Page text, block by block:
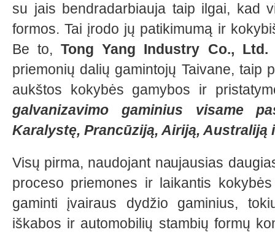
su jais bendradarbiauja taip ilgai, kad
formos. Tai įrodo jų patikimumą ir
Be to,Tong Yang Industry Co., Ltd.
priemonių dalių gamintojų Taivane, taip
aukštos kokybės gamybos ir
galvanizavimo gaminius visame
Karalystę, Prancūziją, Airiją, Australiją
Visų pirma, naudojant naujausias
proceso priemones ir laikantis
gaminti įvairaus dydžio gaminius,
iškabos ir automobilių stambių formų